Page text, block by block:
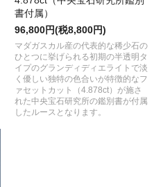
書付属）
96,800円(税8,800円)
マダガスカル産の代表的な稀少石の
ひとつに挙げられる初期の半透明タ
イプのグランディディエライトで淡
く優しい独特の色合いが特徴的なフ
ァセットカット（4.878ct）が施さ
れた中央宝石研究所の鑑別書が付属
したルースとなります。